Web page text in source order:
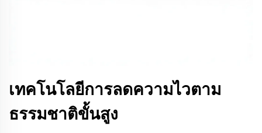
เทคโนโลยีการลดความไวตาม
ธรรมชาติขั้นสูง